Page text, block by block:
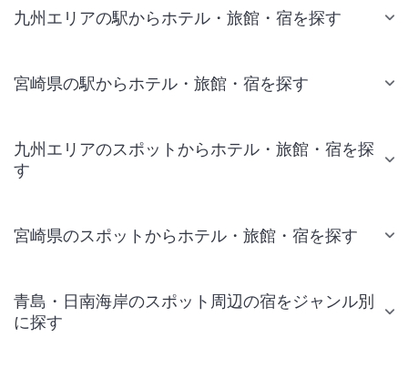
九州エリアの駅からホテル・旅館・宿を探す
宮崎県の駅からホテル・旅館・宿を探す
九州エリアのスポットからホテル・旅館・宿を探
す
宮崎県のスポットからホテル・旅館・宿を探す
青島・日南海岸のスポット周辺の宿をジャンル別
に探す